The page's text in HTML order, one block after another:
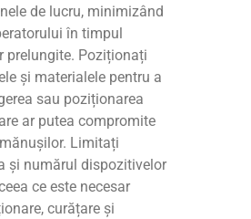
de lucru, minimizând
în timpul
prelungite. Poziționați
și materialele pentru a
sau poziționarea
ar putea compromite
Limitați
și numărul dispozitivelor
ce este necesar
curățare și